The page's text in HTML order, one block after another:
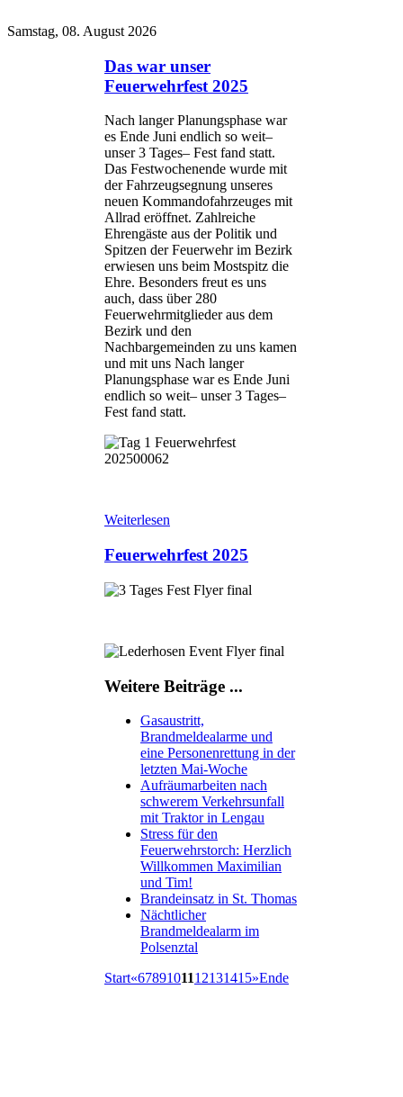
Samstag, 08. August 2026
Das war unser
Feuerwehrfest 2025
Nach langer Planungsphase war
es Ende Juni endlich so weit–
unser 3 Tages– Fest fand statt.
Das Festwochenende wurde mit
der Fahrzeugsegnung unseres
neuen Kommandofahrzeuges mit
Allrad eröffnet. Zahlreiche
Ehrengäste aus der Politik und
Spitzen der Feuerwehr im Bezirk
erwiesen uns beim Mostspitz die
Ehre. Besonders freut es uns
auch, dass über 280
Feuerwehrmitglieder aus dem
Bezirk und den
Nachbargemeinden zu uns kamen
und mit uns Nach langer
Planungsphase war es Ende Juni
endlich so weit– unser 3 Tages–
Fest fand statt.
Weiterlesen
Feuerwehrfest 2025
Weitere Beiträge ...
Gasaustritt,
Brandmeldealarme und
eine Personenrettung in der
letzten Mai-Woche
Aufräumarbeiten nach
schwerem Verkehrsunfall
mit Traktor in Lengau
Stress für den
Feuerwehrstorch: Herzlich
Willkommen Maximilian
und Tim!
Brandeinsatz in St. Thomas
Nächtlicher
Brandmeldealarm im
Polsenztal
Start«6789101112131415»Ende